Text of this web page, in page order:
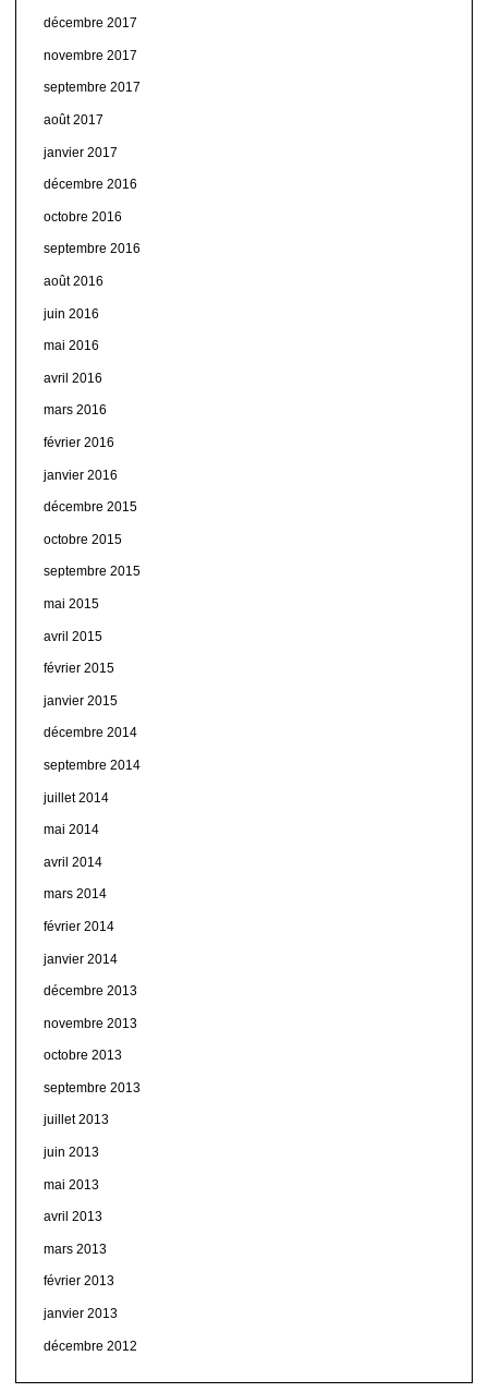
décembre 2017
novembre 2017
septembre 2017
août 2017
janvier 2017
décembre 2016
octobre 2016
septembre 2016
août 2016
juin 2016
mai 2016
avril 2016
mars 2016
février 2016
janvier 2016
décembre 2015
octobre 2015
septembre 2015
mai 2015
avril 2015
février 2015
janvier 2015
décembre 2014
septembre 2014
juillet 2014
mai 2014
avril 2014
mars 2014
février 2014
janvier 2014
décembre 2013
novembre 2013
octobre 2013
septembre 2013
juillet 2013
juin 2013
mai 2013
avril 2013
mars 2013
février 2013
janvier 2013
décembre 2012